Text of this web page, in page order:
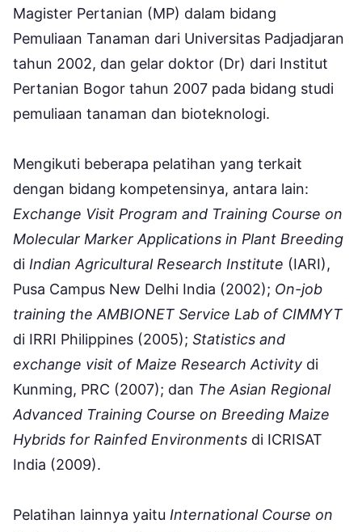
Magister Pertanian (MP) dalam bidang
Pemuliaan Tanaman dari Universitas Padjadjaran
tahun 2002, dan gelar doktor (Dr) dari Institut
Pertanian Bogor tahun 2007 pada bidang studi
pemuliaan tanaman dan bioteknologi.
Mengikuti beberapa pelatihan yang terkait
dengan bidang kompetensinya, antara lain:
Exchange Visit Program and Training Course on
Molecular Marker Applications in Plant Breeding
di Indian Agricultural Research Institute (IARI),
Pusa Campus New Delhi India (2002); On-job
training the AMBIONET Service Lab of CIMMYT
di IRRI Philippines (2005); Statistics and
exchange visit of Maize Research Activity di
Kunming, PRC (2007); dan The Asian Regional
Advanced Training Course on Breeding Maize
Hybrids for Rainfed Environments di ICRISAT
India (2009).
Pelatihan lainnya yaitu International Course on